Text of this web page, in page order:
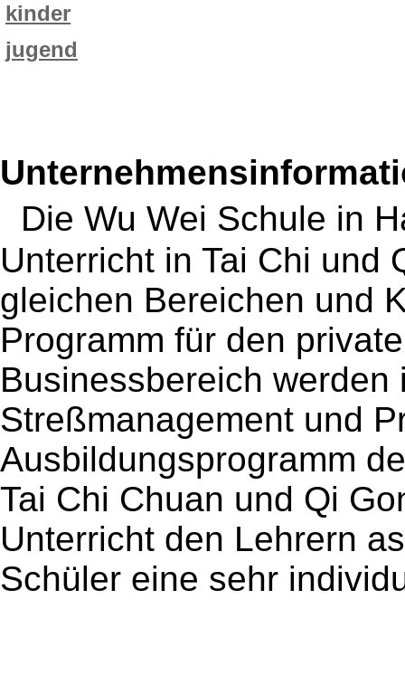
kinder
jugend
Die Wu Wei Schule in
Unterricht in Tai Chi und
gleichen Bereichen und
Programm für den
Businessbereich
Streßmanagement und
Ausbildungsprogramm
Tai Chi Chuan und Qi
Unterricht den Lehrern
Schüler eine sehr